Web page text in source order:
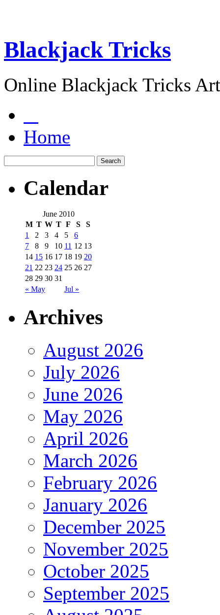
Blackjack Tricks
Online Blackjack Tricks
Home
Calendar
June 2010
M T W T F S S
« May Jul »
1 2 3 4 5
6
7
8 9 10 11 12 13
14 15 16 17 18 19 20
21 22 23 24 25 26 27
28 29 30 31
Archives
August 2026
July 2026
June 2026
May 2026
April 2026
March 2026
February 2026
January 2026
December 2025
November 2025
October 2025
September 2025